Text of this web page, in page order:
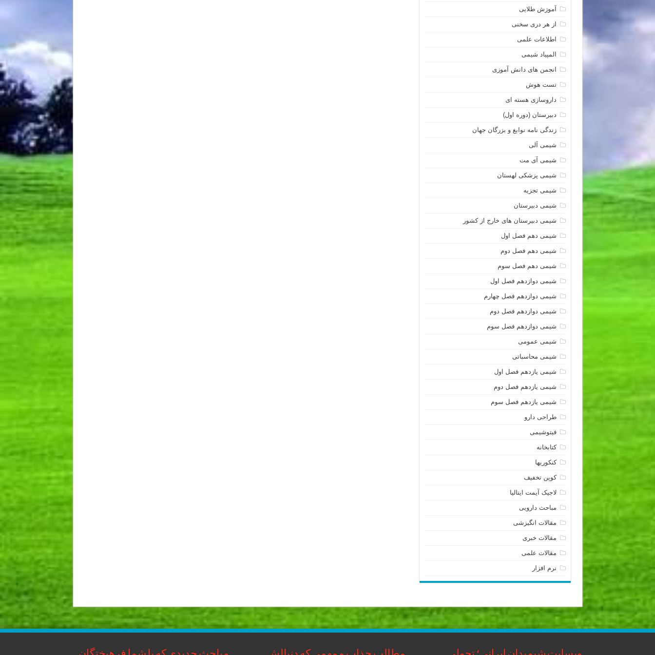
آموزش طلایی
از هر دری سخنی
اطلاعات علمی
المپیاد شیمی
انجمن های دانش آموزی
تست هوش
داروسازی هسته ای
دبیرستان (دوره اول)
زندگی نامه نوابغ و بزرگان جهان
شیمی آلی
شیمی آی مت
شیمی پزشکی لهستان
شیمی تجزیه
شیمی دبیرستان
شیمی دبیرستان های خارج از کشور
شیمی دهم فصل اول
شیمی دهم فصل دوم
شیمی دهم فصل سوم
شیمی دوازدهم فصل اول
شیمی دوازدهم فصل چهارم
شیمی دوازدهم فصل دوم
شیمی دوازدهم فصل سوم
شیمی عمومی
شیمی محاسباتی
شیمی یازدهم فصل اول
شیمی یازدهم فصل دوم
شیمی یازدهم فصل سوم
طراحی دارو
فیتوشیمی
کتابخانه
کنکوریها
کوپن تخفیف
لاجیک آیمت ایتالیا
مباحث دارویی
مقالات انگیزشی
مقالات خبری
مقالات علمی
نرم افزار